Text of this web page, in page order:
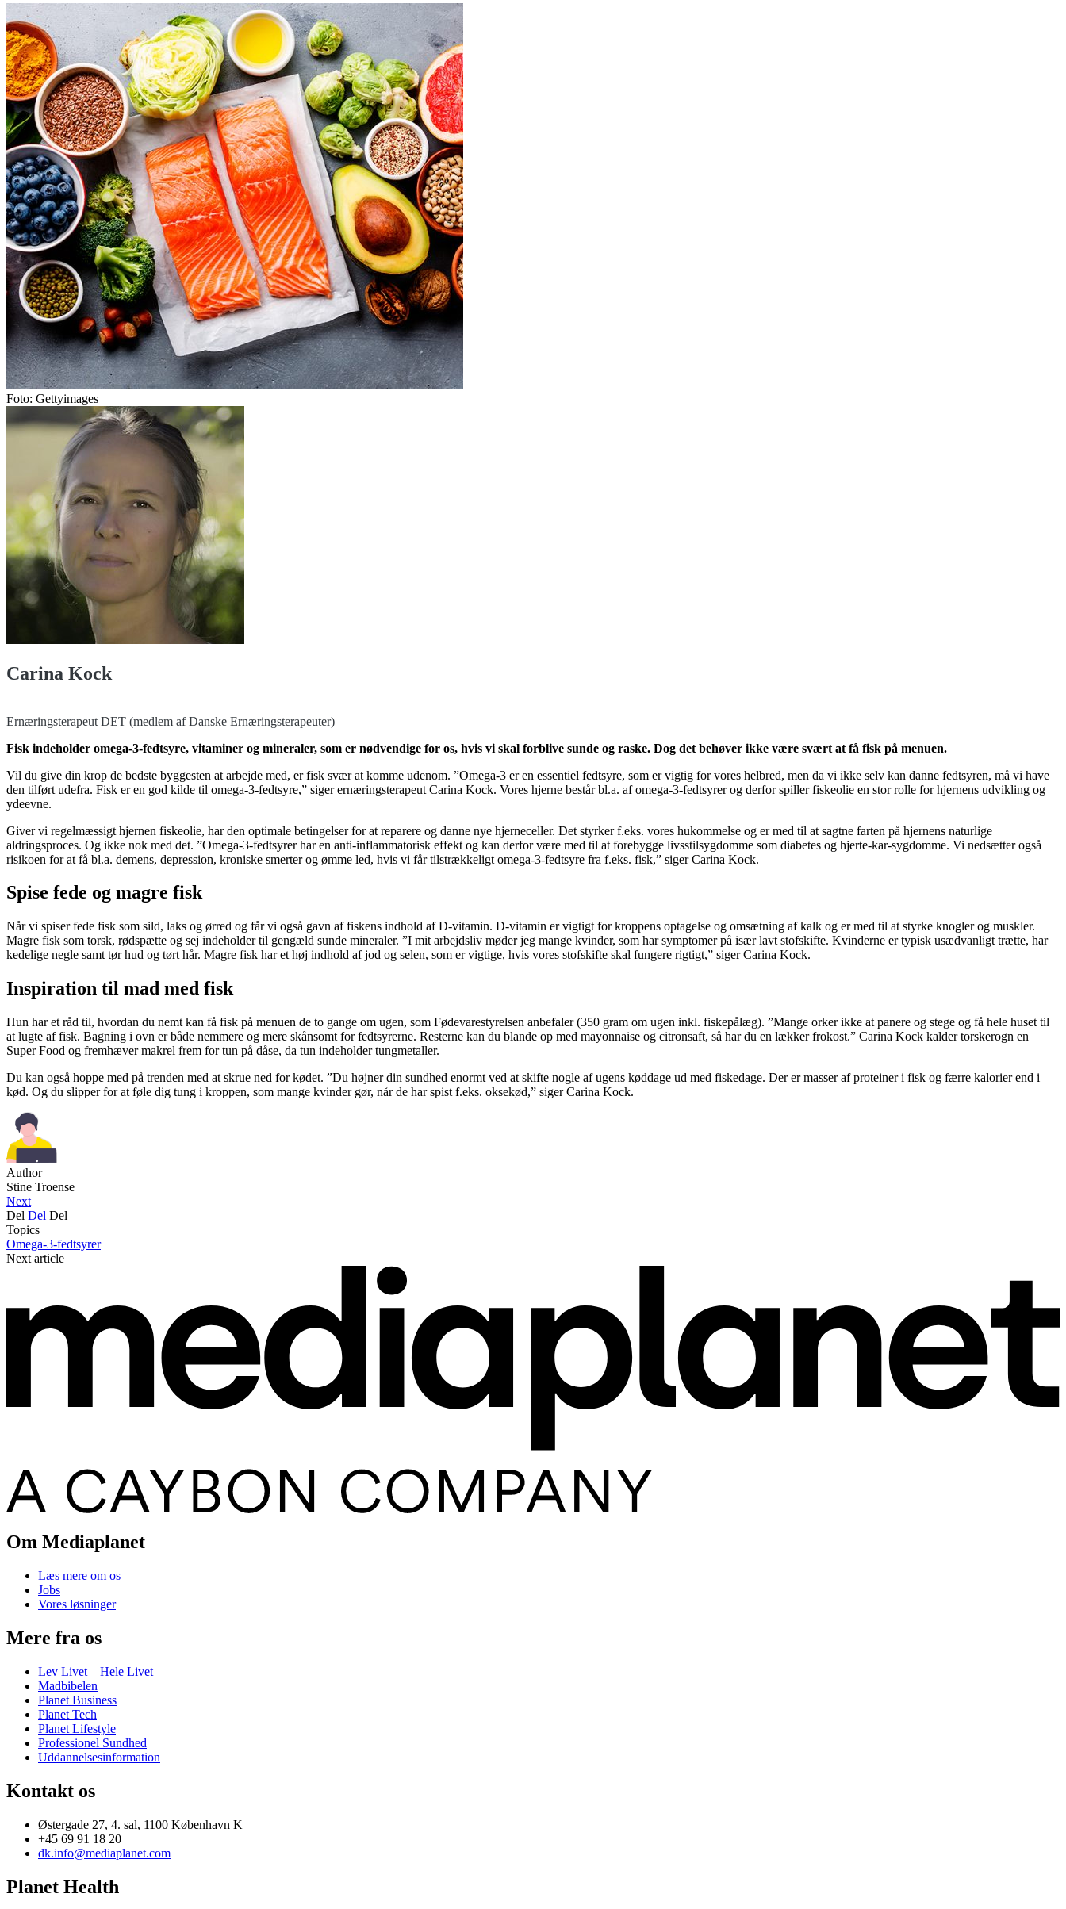
Foto: Gettyimages
Carina Kock
Ernæringsterapeut DET (medlem af Danske Ernæringsterapeuter)
Fisk indeholder omega-3-fedtsyre, vitaminer og mineraler, som er nødvendige for os, hvis vi skal forblive sunde og raske. Dog det behøver ikke være svært at få fisk på menuen.
Vil du give din krop de bedste byggesten at arbejde med, er fisk svær at komme udenom. ”Omega-3 er en essentiel fedtsyre, som er vigtig for vores helbred, men da vi ikke selv kan danne fedtsyren, må vi have
den tilført udefra. Fisk er en god kilde til omega-3-fedtsyre,” siger ernæringsterapeut Carina Kock. Vores hjerne består bl.a. af omega-3-fedtsyrer og derfor spiller fiskeolie en stor rolle for hjernens udvikling og
ydeevne.
Giver vi regelmæssigt hjernen fiskeolie, har den optimale betingelser for at reparere og danne nye hjerneceller. Det styrker f.eks. vores hukommelse og er med til at sagtne farten på hjernens naturlige
aldringsproces. Og ikke nok med det. ”Omega-3-fedtsyrer har en anti-inflammatorisk effekt og kan derfor være med til at forebygge livsstilsygdomme som diabetes og hjerte-kar-sygdomme. Vi nedsætter også
risikoen for at få bl.a. demens, depression, kroniske smerter og ømme led, hvis vi får tilstrækkeligt omega-3-fedtsyre fra f.eks. fisk,” siger Carina Kock.
Spise fede og magre fisk
Når vi spiser fede fisk som sild, laks og ørred og får vi også gavn af fiskens indhold af D-vitamin. D-vitamin er vigtigt for kroppens optagelse og omsætning af kalk og er med til at styrke knogler og muskler.
Magre fisk som torsk, rødspætte og sej indeholder til gengæld sunde mineraler. ”I mit arbejdsliv møder jeg mange kvinder, som har symptomer på især lavt stofskifte. Kvinderne er typisk usædvanligt trætte, har
kedelige negle samt tør hud og tørt hår. Magre fisk har et høj indhold af jod og selen, som er vigtige, hvis vores stofskifte skal fungere rigtigt,” siger Carina Kock.
Inspiration til mad med fisk
Hun har et råd til, hvordan du nemt kan få fisk på menuen de to gange om ugen, som Fødevarestyrelsen anbefaler (350 gram om ugen inkl. fiskepålæg). ”Mange orker ikke at panere og stege og få hele huset til
at lugte af fisk. Bagning i ovn er både nemmere og mere skånsomt for fedtsyrerne. Resterne kan du blande op med mayonnaise og citronsaft, så har du en lækker frokost.” Carina Kock kalder torskerogn en
Super Food og fremhæver makrel frem for tun på dåse, da tun indeholder tungmetaller.
Du kan også hoppe med på trenden med at skrue ned for kødet. ”Du højner din sundhed enormt ved at skifte nogle af ugens køddage ud med fiskedage. Der er masser af proteiner i fisk og færre kalorier end i
kød. Og du slipper for at føle dig tung i kroppen, som mange kvinder gør, når de har spist f.eks. oksekød,” siger Carina Kock.
Author
Stine Troense
Next
Del Del Del
Topics
Omega-3-fedtsyrer
Next article
Om Mediaplanet
Læs mere om os
Jobs
Vores løsninger
Mere fra os
Lev Livet – Hele Livet
Madbibelen
Planet Business
Planet Tech
Planet Lifestyle
Professionel Sundhed
Uddannelsesinformation
Kontakt os
Østergade 27, 4. sal, 1100 København K
+45 69 91 18 20
dk.info@mediaplanet.com
Planet Health